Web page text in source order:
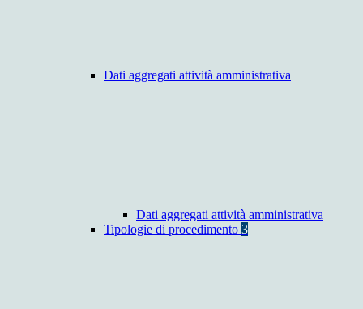
Dati aggregati attività amministrativa
Dati aggregati attività amministrativa
Tipologie di procedimento 3